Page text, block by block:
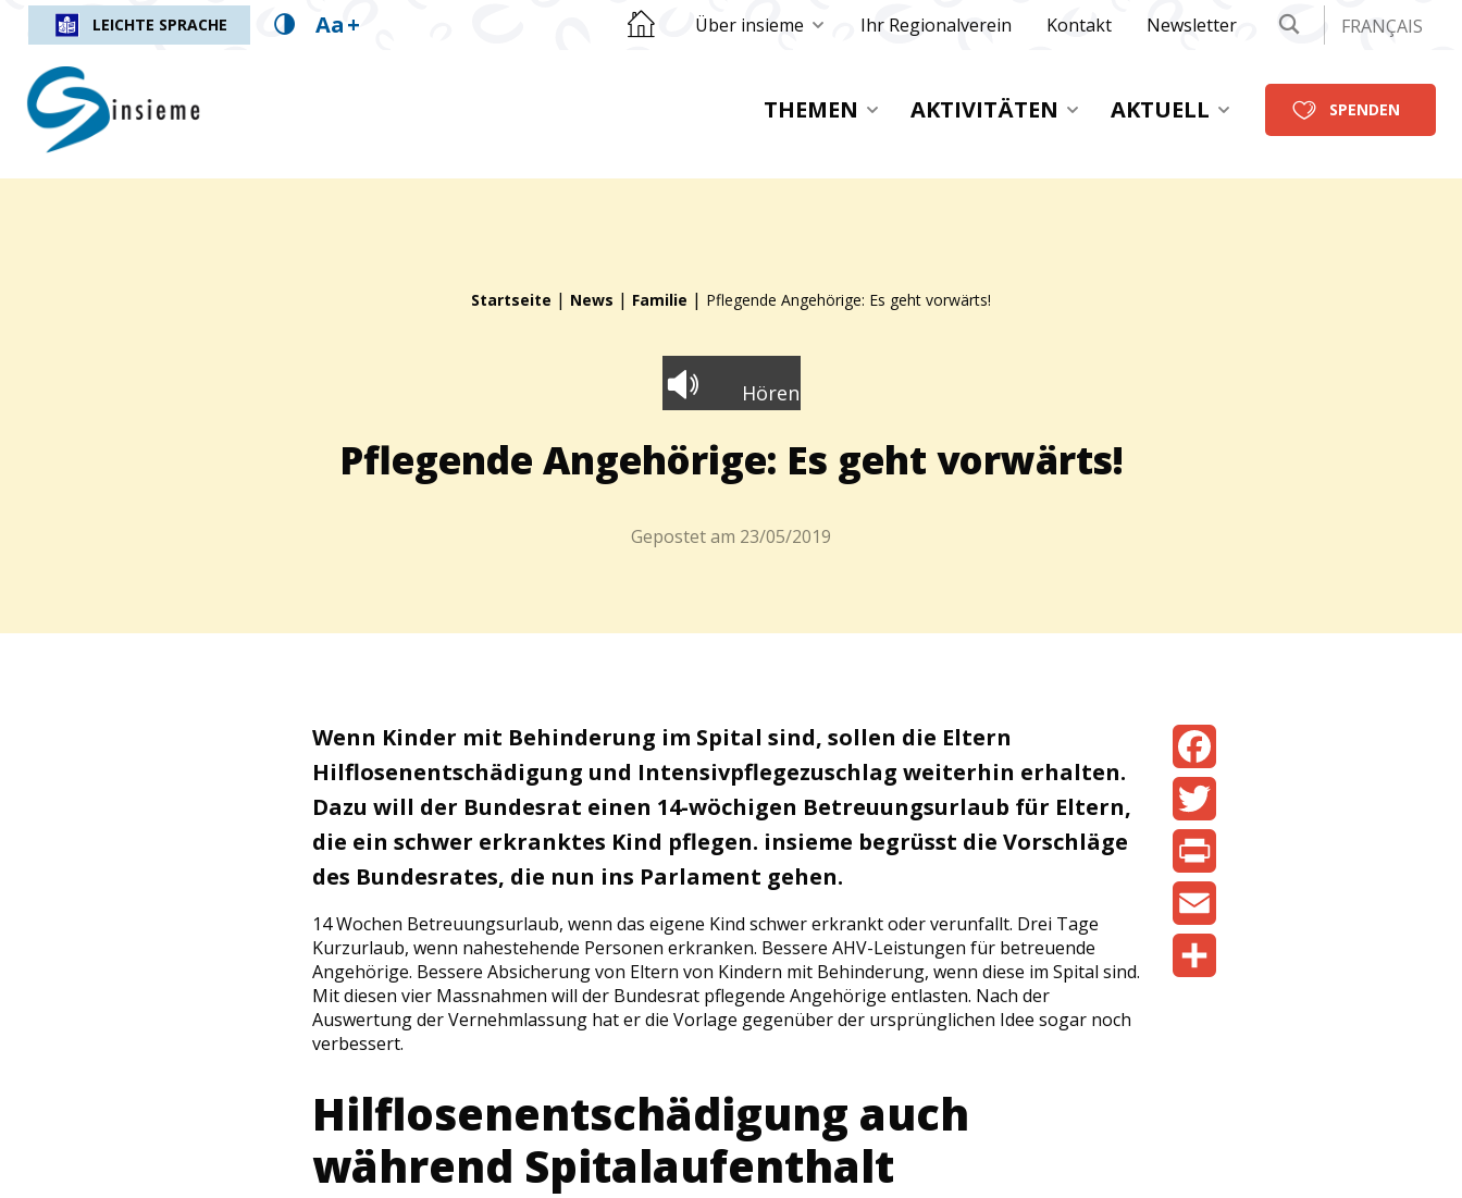
LEICHTE SPRACHE Aa+ Retourner sur la page d'accueil
Über insieme Ihr Regionalverein Kontakt Newsletter FRANÇAIS
insieme.ch
THEMEN AKTIVITÄTEN AKTUELL SPENDEN
Startseite | News | Familie | Pflegende Angehörige: Es geht vorwärts!
Hören
Pflegende Angehörige: Es geht vorwärts!
Gepostet am 23/05/2019
Facebook
Twitter
Print
Email
Wenn Kinder mit Behinderung im Spital sind, sollen die Eltern
Hilflosenentschädigung und Intensivpflegezuschlag weiterhin erhalten.
Dazu will der Bundesrat einen 14-wöchigen Betreuungsurlaub für Eltern,
die ein schwer erkranktes Kind pflegen. insieme begrüsst die Vorschläge
des Bundesrates, die nun ins Parlament gehen.
14 Wochen Betreuungsurlaub, wenn das eigene Kind schwer erkrankt oder verunfallt. Drei Tage
Kurzurlaub, wenn nahestehende Personen erkranken. Bessere AHV-Leistungen für betreuende
Angehörige. Bessere Absicherung von Eltern von Kindern mit Behinderung, wenn diese im Spital sind.
Mit diesen vier Massnahmen will der Bundesrat pflegende Angehörige entlasten. Nach der
Auswertung der Vernehmlassung hat er die Vorlage gegenüber der ursprünglichen Idee sogar noch
verbessert.
Hilflosenentschädigung auch
während Spitalaufenthalt